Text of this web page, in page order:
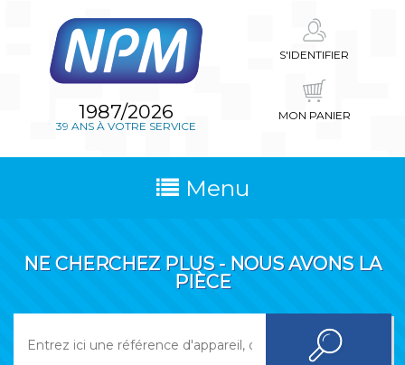
1987/2026
39 ANS À VOTRE SERVICE
S'IDENTIFIER
MON PANIER
Menu
NE CHERCHEZ PLUS - NOUS AVONS LA
PIÈCE